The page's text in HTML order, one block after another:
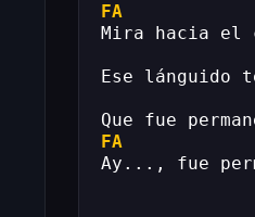
FA
Mira hacia el
Ese lánguido
Que fue
FA
Ay..., fue